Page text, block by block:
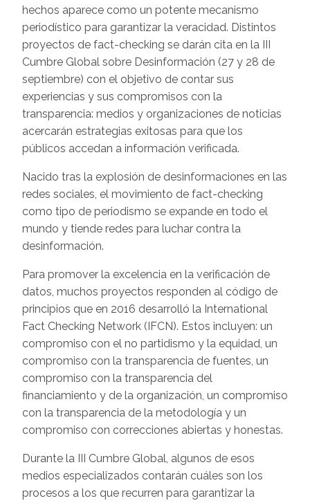
hechos aparece como un potente mecanismo
periodístico para garantizar la veracidad. Distintos
proyectos de fact-checking se darán cita en la III
Cumbre Global sobre Desinformación (27 y 28 de
septiembre) con el objetivo de contar sus
experiencias y sus compromisos con la
transparencia: medios y organizaciones de noticias
acercarán estrategias exitosas para que los
públicos accedan a información verificada.
Nacido tras la explosión de desinformaciones en las
redes sociales, el movimiento de fact-checking
como tipo de periodismo se expande en todo el
mundo y tiende redes para luchar contra la
desinformación.
Para promover la excelencia en la verificación de
datos, muchos proyectos responden al código de
principios que en 2016 desarrolló la International
Fact Checking Network (IFCN). Estos incluyen: un
compromiso con el no partidismo y la equidad, un
compromiso con la transparencia de fuentes, un
compromiso con la transparencia del
financiamiento y de la organización, un compromiso
con la transparencia de la metodología y un
compromiso con correcciones abiertas y honestas.
Durante la III Cumbre Global, algunos de esos
medios especializados contarán cuáles son los
procesos a los que recurren para garantizar la